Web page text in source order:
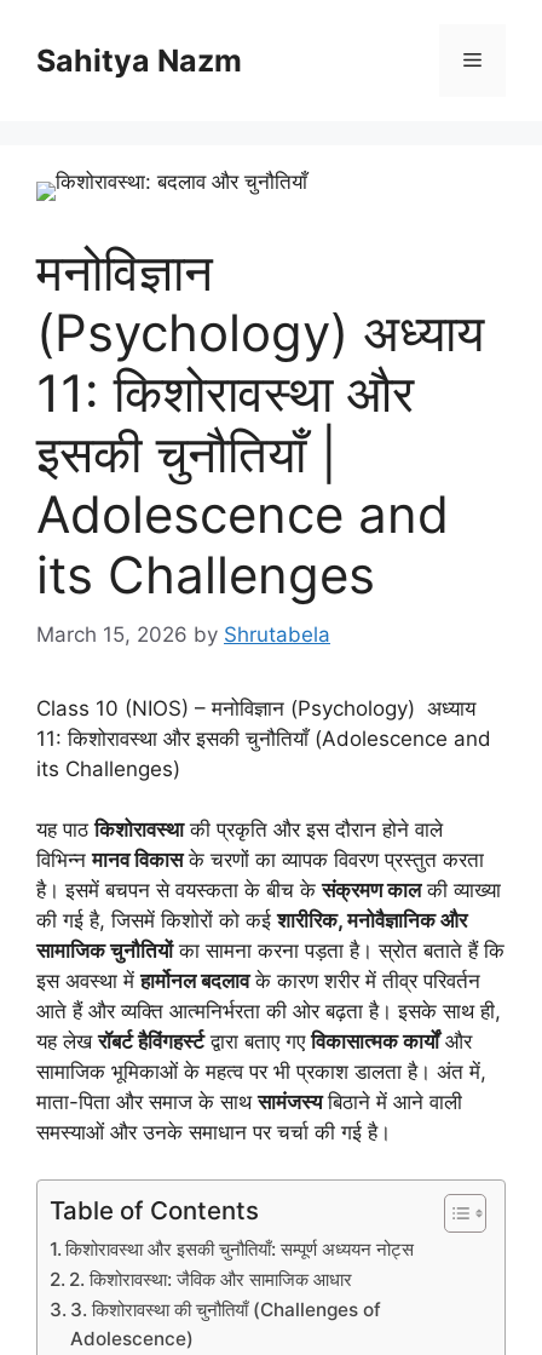
Sahitya Nazm
मनोविज्ञान
(Psychology) अध्याय
11: किशोरावस्था और
इसकी चुनौतियाँ |
Adolescence and
its Challenges
March 15, 2026 by Shrutabela
Class 10 (NIOS) – मनोविज्ञान (Psychology) अध्याय
11: किशोरावस्था और इसकी चुनौतियाँ (Adolescence and
its Challenges)
यह पाठकिशोरावस्थाकी प्रकृति और इस दौरान होने वाले
विभिन्नमानव विकासके चरणों का व्यापक विवरण प्रस्तुत करता
है। इसमें बचपन से वयस्कता के बीच केसंक्रमण कालकी व्याख्या
की गई है, जिसमें किशोरों को कईशारीरिक, मनोवैज्ञानिक और
सामाजिक चुनौतियोंका सामना करना पड़ता है। स्रोत बताते हैं कि
इस अवस्था मेंहार्मोनल बदलावके कारण शरीर में तीव्र परिवर्तन
आते हैं और व्यक्ति आत्मनिर्भरता की ओर बढ़ता है। इसके साथ ही,
यह लेखरॉबर्ट हैविंगहर्स्टद्वारा बताए गएविकासात्मक कार्योंऔर
सामाजिक भूमिकाओं के महत्व पर भी प्रकाश डालता है। अंत में,
माता-पिता और समाज के साथसामंजस्यबिठाने में आने वाली
समस्याओं और उनके समाधान पर चर्चा की गई है।
Table of Contents
किशोरावस्था और इसकी चुनौतियाँ: सम्पूर्ण अध्ययन नोट्स
2. किशोरावस्था: जैविक और सामाजिक आधार
3. किशोरावस्था की चुनौतियाँ (Challenges of
Adolescence)